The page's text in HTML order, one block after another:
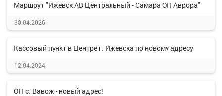
Маршрут "Ижевск АВ Центральный - Самара ОП Аврора"
30.04.2026
Кассовый пункт в Центре г. Ижевска по новому адресу
12.04.2024
ОП с. Вавож - новый адрес!